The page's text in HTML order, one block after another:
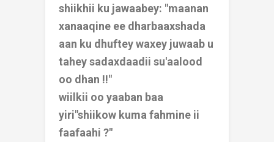
shiikhii ku jawaabey: "maanan
xanaaqine ee dharbaaxshada
aan ku dhuftey waxey juwaab u
tahey sadaxdaadii su'aalood
oo dhan !!"
wiilkii oo yaaban baa
yiri"shiikow kuma fahmine ii
faafaahi ?"